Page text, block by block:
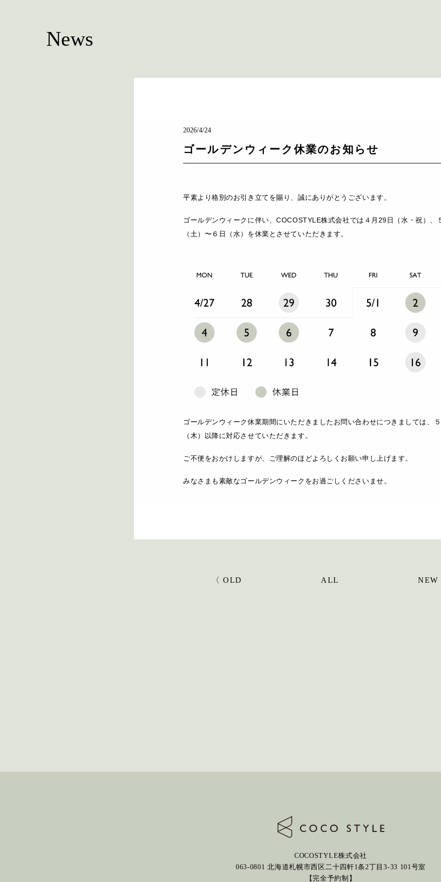
News
2026/4/24
ゴールデンウィーク休業のお知らせ
平素より格別のお引き立てを賜り、誠にありがとうございます。
ゴールデンウィークに伴い、COCOSTYLE株式会社では４月29日（水・祝）、
（土）〜６日（水）を休業とさせていただきます。
ゴールデンウィーク休業期間にいただきましたお問い合わせにつきましては、
（木）以降に対応させていただきます。
ご不便をおかけしますが、ご理解のほどよろしくお願い申し上げます。
みなさまも素敵なゴールデンウィークをお過ごしくださいませ。
〈 OLD ALL NEW
COCOSTYLE株式会社
063-0801北海道札幌市西区二十四軒1条2丁目3-33 101号室
【完全予約制】